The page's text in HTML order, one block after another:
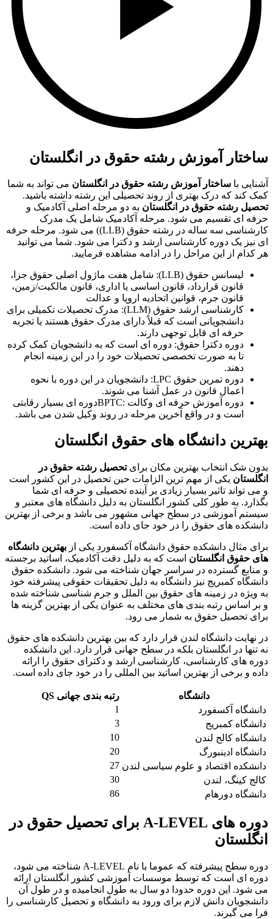
ساختار آموزش رشته حقوق در انگلستان
آشنایی با ساختار آموزش رشته حقوق در انگلستان می تواند به شما
کمک کند که درک بهتری از روند تحصیلی این رشته داشته باشید.
تحصیل رشته حقوق در انگلستان به دو مرحله اصلی آکادمیک و
حرفه ای تقسیم می شود. مرحله آکادمیک شامل یک مدرک
کارشناسی سه ساله در رشته حقوق (LLB)) می شود. مرحله حرفه
ای نیز یک دوره کارشناسی ارشد و دکترا می شود. شما می توانید
هر کدام از این مراحل را در ادامه مشاهده فرمایید.
لیسانس حقوق (LLB): شامل هفت ماژول اصلی حقوق جزا،
قانون قرارداد، قانون اساسی یا اداری، قانون مالکیت/زمین،
قانون جرم، قوانین اتحادیه اروپا و عدالت
کارشناسی ارشد حقوق (LLM): مدرک تحصیلات تکمیلی برای
دانشجویانی است که قبلاً دارای مدرک حقوق هستند یا تجربه
حرفه ای قابل توجهی دارند.
دوره دکترا حقوق: دوره ای است که به دانشجویان کمک کرده
تا به صورت تخصصی تحصیلات خود را در این زمینه انجام
دهند.
دوره تمرین حقوق LPC: دانشجویان در این دوره با نحوه
اعمال قانون در عمل آشنا می شوند.
دوره آموزش حرفه ای وکالت :BPTCدوره ای بسیار رقابتی
است و در واقع آخرین مرحله در روند وکیل شدن می باشد.
بهترین دانشگاه های حقوق انگلستان
بدون شک انتخاب بهترین مکان برایتحصیل رشته حقوق در
انگلستان یکی از مهم ترین الزامات حین تحصیل در این کشور است
و می تواند تاثیر بسیار زیادی بر آینده تحصیلی و حرفه ای شما
بگذارد. به طور کلی کشور انگلستان به دلیل دانشگاه های معتبر و
سیستم آموزشی در سطح جهانی مشهور می باشد و برخی از بهترین
دانشکده های حقوق را در خود جای داده است.
برای مثال دانشکده حقوق دانشگاه آکسفورد یکی از بهترین دانشگاه
های حقوق انگلستان است که به دلیل دقت آکادمیک، اساتید برجسته
و منابع گسترده در سراسر جهان شناخته می شود. دانشکده حقوق
دانشگاه کمبریج نیز دانشگاه به دلیل تحقیقات حقوقی پیشرفته خود
به ویژه در زمینه های حقوق بین الملل و جرم شناسی شناخته شده
و بر اساس رتبه بندی های مختلف به عنوان یکی از بهترین گزینه ها
برای تحصیل حقوق به شمار می رود.
در نهایت دانشگاه لندن قرار دارد که بین بهترین دانشکده های حقوق
نه تنها در انگلستان بلکه در سطح جهانی قرار دارد. این دانشکده
دوره های کارشناسی، کارشناسی ارشد و دکترای حقوق را ارائه
داده و برخی از بهترین اساتید بین المللی را در خود جای داده است.
دانشگاه
رتبه بندی جهانی QS
دانشگاه آکسفورد
1
دانشگاه کمبریج
3
دانشگاه کالج لندن
10
دانشگاه ادینبورگ
20
دانشکده اقتصاد و علوم سیاسی لندن 27
کالج کینگ، لندن
30
دانشگاه دورهام
86
دوره های A-LEVEL برای تحصیل حقوق در
انگلستان
دوره سطح پیشرفته که عموما با نام A-LEVEL شناخته می شود،
دوره ای است که توسط موسسات آموزشی کشور انگلستان ارائه
می شود. این دوره حدودا دو سال به طول انجامیده و در طول آن
دانشجویان دانش لازم برای ورود به دانشگاه و تحصیل کارشناسی را
فرا می گیرند.